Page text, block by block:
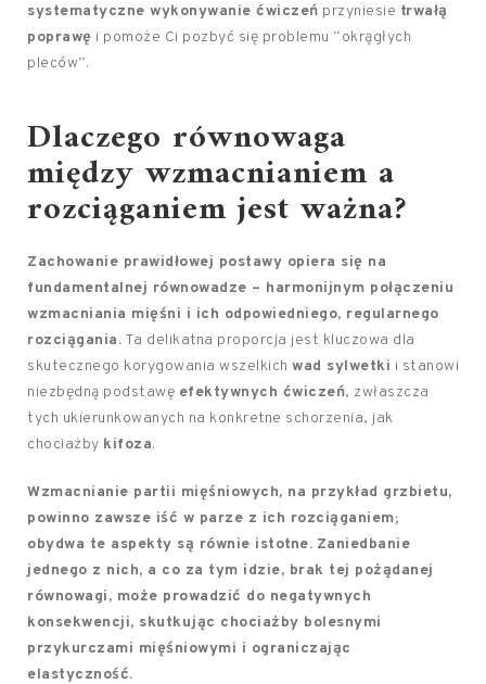
systematyczne wykonywanie ćwiczeń przyniesie trwałą
poprawę i pomoże Ci pozbyć się problemu “okrągłych
pleców”.
Dlaczego równowaga
między wzmacnianiem a
rozciąganiem jest ważna?
Zachowanie prawidłowej postawy opiera się na
fundamentalnej równowadze – harmonijnym połączeniu
wzmacniania mięśni i ich odpowiedniego, regularnego
rozciągania. Ta delikatna proporcja jest kluczowa dla
skutecznego korygowania wszelkich wad sylwetki i stanowi
niezbędną podstawę efektywnych ćwiczeń, zwłaszcza
tych ukierunkowanych na konkretne schorzenia, jak
chociażby kifoza.
Wzmacnianie partii mięśniowych, na przykład grzbietu,
powinno zawsze iść w parze z ich rozciąganiem;
obydwa te aspekty są równie istotne. Zaniedbanie
jednego z nich, a co za tym idzie, brak tej pożądanej
równowagi, może prowadzić do negatywnych
konsekwencji, skutkując chociażby bolesnymi
przykurczami mięśniowymi i ograniczając
elastyczność.